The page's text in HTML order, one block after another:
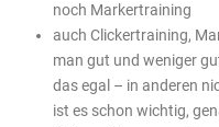
noch Markertraining
auch Clickertraining,
man gut und weniger
das egal – in anderen
ist es schon wichtig,